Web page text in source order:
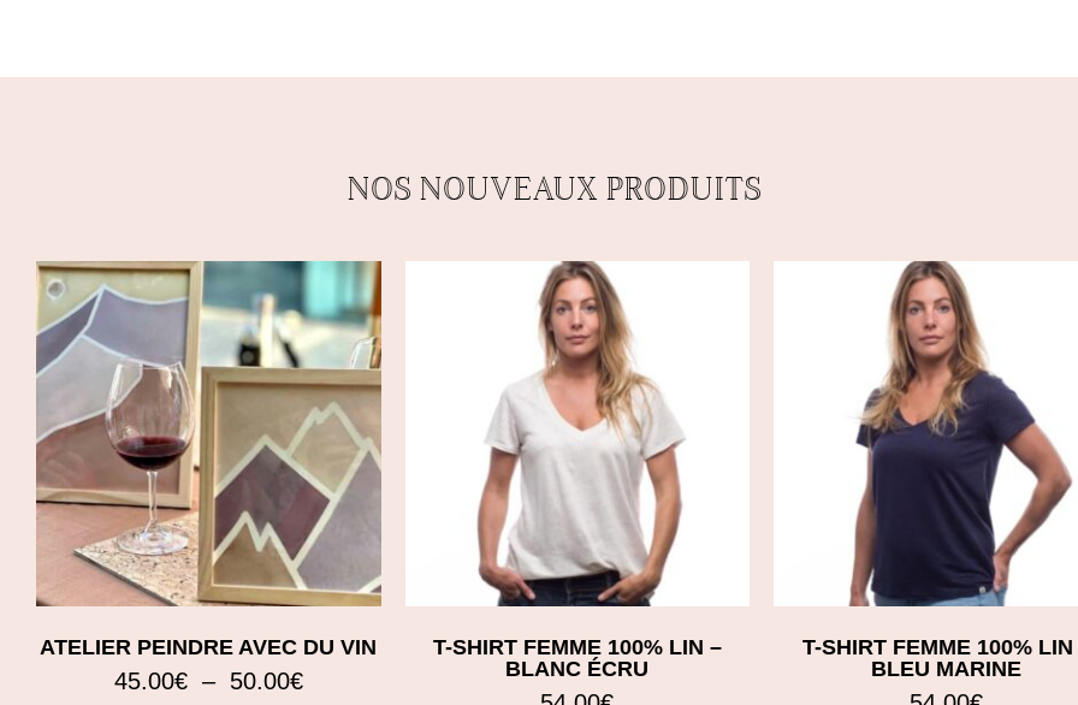
NOS NOUVEAUX PRODUITS
ATELIER PEINDRE AVEC DU VIN
45.00€ – 50.00€
T-SHIRT FEMME 100% LIN –
BLANC ÉCRU
T-SHIRT FEMME 100% LIN
BLEU MARINE